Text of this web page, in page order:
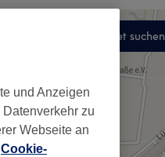
In diesem Gebiet suchen
und Anzeigen
zu
Webseite an
Cookie-